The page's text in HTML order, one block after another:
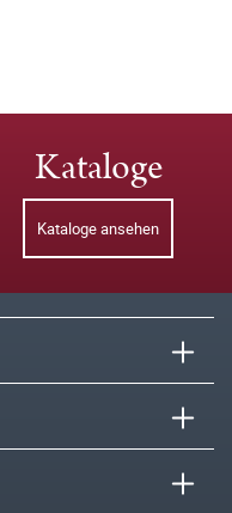
Kataloge
Kataloge ansehen